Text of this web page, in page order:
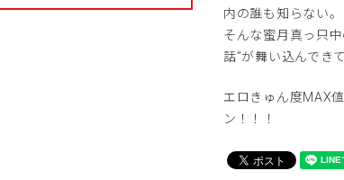
内の誰も知らない。
そんな蜜月真っ只
話”が舞い込んでき
エロきゅん度MAX
ン！！！